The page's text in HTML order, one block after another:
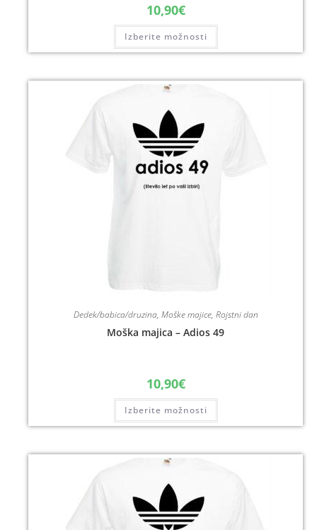
10,90€
Izberite možnosti
Dedek/babica/druzina, Moške majice, Rojstni dan
Moška majica – Adios 49
10,90€
Izberite možnosti